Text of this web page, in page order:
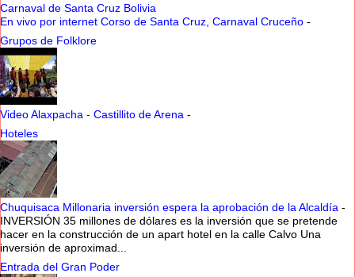
Carnaval de Santa Cruz Bolivia
En vivo por internet Corso de Santa Cruz, Carnaval Cruceño -
Grupos de Folklore
Video Alaxpacha - Castillito de Arena -
Hoteles
Chuquisaca Millonaria inversión espera la aprobación de la Alcaldía -
INVERSIÓN 35 millones de dólares es la inversión que se pretende
hacer en la construcción de un apart hotel en la calle Calvo Una
inversión de aproximad...
Entrada del Gran Poder